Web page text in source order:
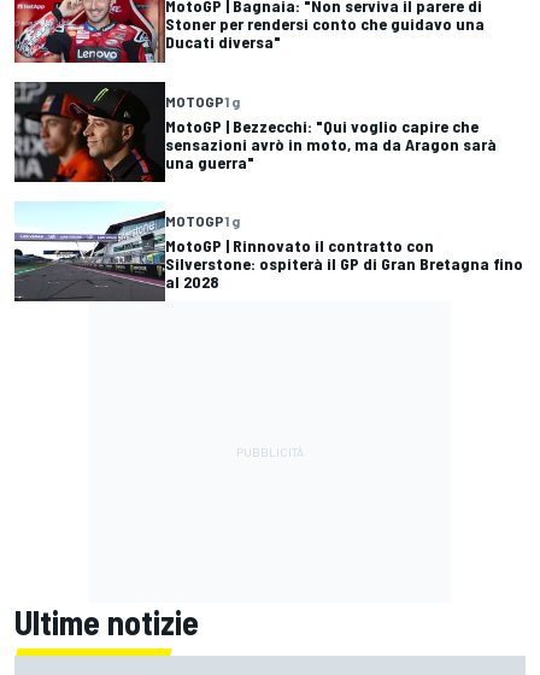
MotoGP | Bagnaia: "Non serviva il parere di
Stoner per rendersi conto che guidavo una
Ducati diversa"
MOTOGP1 g
MotoGP | Bezzecchi: "Qui voglio capire che
sensazioni avrò in moto, ma da Aragon sarà
una guerra"
MOTOGP1 g
MotoGP | Rinnovato il contratto con
Silverstone: ospiterà il GP di Gran Bretagna fino
al 2028
Ultime notizie